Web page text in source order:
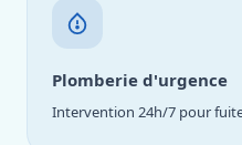
Plomberie d'urgence
Intervention 24h/7 pour